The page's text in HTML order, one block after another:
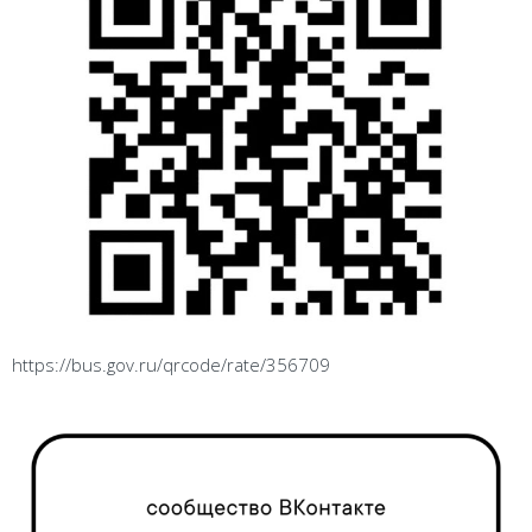
https://bus.gov.ru/qrcode/rate/356709